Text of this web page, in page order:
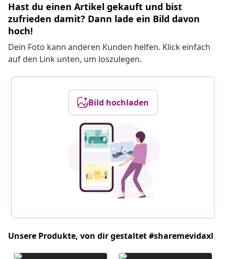
Hast du einen Artikel gekauft und bist
zufrieden damit? Dann lade ein Bild davon
hoch!
Dein Foto kann anderen Kunden helfen. Klick einfach
auf den Link unten, um loszulegen.
Bild hochladen
Unsere Produkte, von dir gestaltet #sharemevidaxl